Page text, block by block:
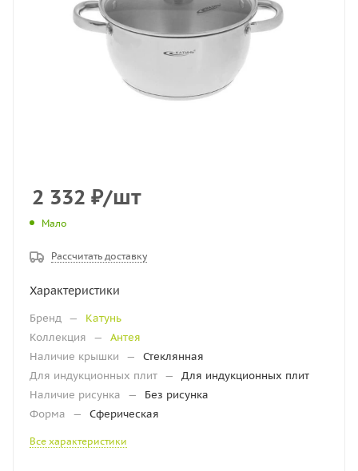
2 332 ₽/шт
Мало
Рассчитать доставку
Характеристики
Бренд —
Катунь
Коллекция
—
Антея
Наличие крышки
—
Стеклянная
Для индукционных плит —
Для индукционных плит
Наличие рисунка
—
Без рисунка
Форма
— Сферическая
Все характеристики